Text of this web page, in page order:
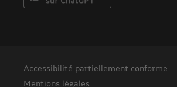
Accessibilité partiellement conforme
Mentions légales